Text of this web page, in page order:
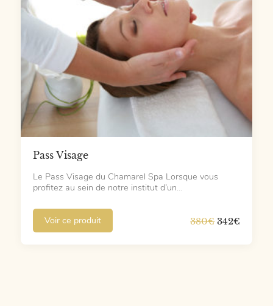
Pass Visage
Le Pass Visage du Chamarel Spa Lorsque vous
profitez au sein de notre institut d’un…
Voir ce produit 380€Le
342€